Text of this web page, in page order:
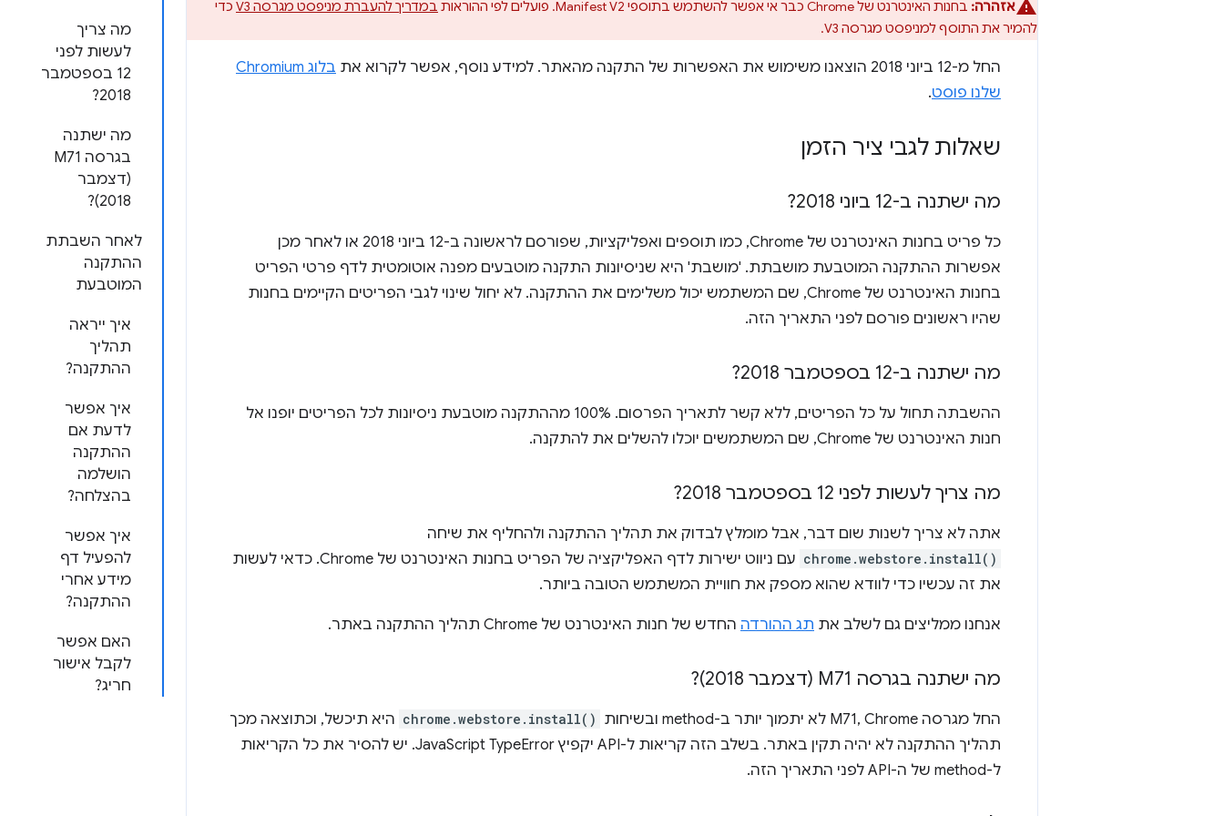
מה צריך
לעשות לפני
12 בספטמבר
2018?
מה ישתנה
בגרסה M71
(דצמבר
2018)?
לאחר השבתת
ההתקנה
המוטבעת
איך ייראה
תהליך
ההתקנה?
איך אפשר
לדעת אם
ההתקנה
הושלמה
בהצלחה?
איך אפשר
להפעיל דף
מידע אחרי
ההתקנה?
האם אפשר
לקבל אישור
חריג?
אזהרה: בחנות האינטרנט של Chrome כבר אי אפשר להשתמש בתוספי Manifest V2. פועלים לפי ההוראות במדריך להעברת מניפסט מגרסה V3
כדי
להמיר את התוסף למניפסט מגרסה V3.
החל מ-12 ביוני 2018 הוצאנו משימוש את האפשרות של התקנה מהאתר. למידע נוסף, אפשר לקרוא את
בלוג Chromium
שלנו פוסט.
שאלות לגבי ציר הזמן
מה ישתנה ב-12 ביוני 2018?
כל פריט בחנות האינטרנט של Chrome, כמו תוספים ואפליקציות, שפורסם לראשונה ב-12 ביוני 2018 או לאחר מכן
אפשרות ההתקנה המוטבעת מושבתת. 'מושבת' היא שניסיונות התקנה מוטבעים מפנה אוטומטית לדף פרטי הפריט
בחנות האינטרנט של Chrome, שם המשתמש יכול משלימים את ההתקנה. לא יחול שינוי לגבי הפריטים הקיימים בחנות
שהיו ראשונים פורסם לפני התאריך הזה.
מה ישתנה ב-12 בספטמבר 2018?
ההשבתה תחול על כל הפריטים, ללא קשר לתאריך הפרסום. 100% מההתקנה מוטבעת ניסיונות לכל הפריטים יופנו אל
חנות האינטרנט של Chrome, שם המשתמשים יוכלו להשלים את להתקנה.
מה צריך לעשות לפני 12 בספטמבר 2018?
אתה לא צריך לשנות שום דבר, אבל מומלץ לבדוק את תהליך ההתקנה ולהחליף את שיחה
chrome.webstore.install()
עם ניווט ישירות לדף האפליקציה של הפריט בחנות האינטרנט של Chrome. כדאי לעשות
את זה עכשיו כדי לוודא שהוא מספק את חוויית המשתמש הטובה ביותר.
אנחנו ממליצים גם לשלב את תג ההורדה החדש של חנות האינטרנט של Chrome תהליך ההתקנה באתר.
מה ישתנה בגרסה M71 (דצמבר 2018)?
החל מגרסה M71, Chrome לא יתמוך יותר ב-method ובשיחות chrome.webstore.install() היא תיכשל, וכתוצאה מכך
תהליך ההתקנה לא יהיה תקין באתר. בשלב הזה קריאות ל-API יקפיץ JavaScript TypeError. יש להסיר את כל הקריאות
ל-method של ה-API לפני התאריך הזה.